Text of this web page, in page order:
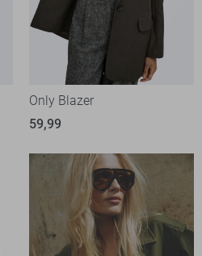
Only Blazer
59,99